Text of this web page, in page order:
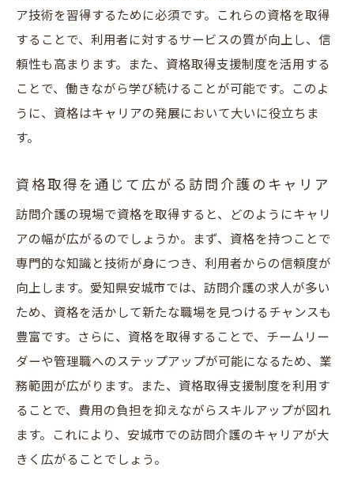
ア技術を習得するために必須です。これらの資格を取得
することで、利用者に対するサービスの質が向上し、信
頼性も高まります。また、資格取得支援制度を活用する
ことで、働きながら学び続けることが可能です。このよ
うに、資格はキャリアの発展において大いに役立ちま
す。
資格取得を通じて広がる訪問介護のキャリア
訪問介護の現場で資格を取得すると、どのようにキャリ
アの幅が広がるのでしょうか。まず、資格を持つことで
専門的な知識と技術が身につき、利用者からの信頼度が
向上します。愛知県安城市では、訪問介護の求人が多い
ため、資格を活かして新たな職場を見つけるチャンスも
豊富です。さらに、資格を取得することで、チームリー
ダーや管理職へのステップアップが可能になるため、業
務範囲が広がります。また、資格取得支援制度を利用す
ることで、費用の負担を抑えながらスキルアップが図れ
ます。これにより、安城市での訪問介護のキャリアが大
きく広がることでしょう。